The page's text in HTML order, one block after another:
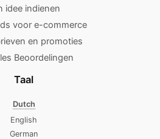
idee indienen
voor e-commerce
en promoties
Beoordelingen
Taal
Dutch
English
German